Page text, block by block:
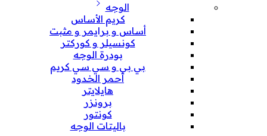
الوجه
كريم الأساس
أساس و برايمر و مثبت
كونسيلر و كوركتر
بودرة الوجه
بي بي و سي سي كريم
أحمر الخدود
هايلايتر
برونزر
كونتور
باليتات الوجه